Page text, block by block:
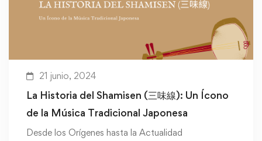
21 junio, 2024
La Historia del Shamisen (三味線): Un Ícono
de la Música Tradicional Japonesa
Desde los Orígenes hasta la Actualidad